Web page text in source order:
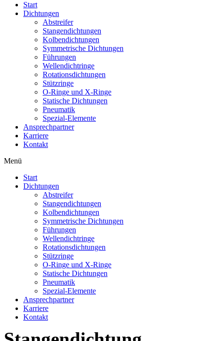
Start
Dichtungen
Abstreifer
Stangendichtungen
Kolbendichtungen
Symmetrische Dichtungen
Führungen
Wellendichtringe
Rotationsdichtungen
Stützringe
O-Ringe und X-Ringe
Statische Dichtungen
Pneumatik
Spezial-Elemente
Ansprechpartner
Karriere
Kontakt
Menü
Start
Dichtungen
Abstreifer
Stangendichtungen
Kolbendichtungen
Symmetrische Dichtungen
Führungen
Wellendichtringe
Rotationsdichtungen
Stützringe
O-Ringe und X-Ringe
Statische Dichtungen
Pneumatik
Spezial-Elemente
Ansprechpartner
Karriere
Kontakt